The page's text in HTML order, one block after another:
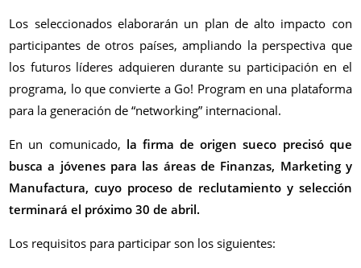
Los seleccionados elaborarán un plan de alto impacto con
participantes de otros países, ampliando la perspectiva que
los futuros líderes adquieren durante su participación en el
programa, lo que convierte a Go! Program en una plataforma
para la generación de “networking” internacional.
En un comunicado, la firma de origen sueco precisó que
busca a jóvenes para las áreas de Finanzas, Marketing y
Manufactura, cuyo proceso de reclutamiento y selección
terminará el próximo 30 de abril.
Los requisitos para participar son los siguientes: